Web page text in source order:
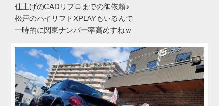
仕上げのCADリプロまでの御依頼♪
松戸のハイリフトXPLAYもいるんで
一時的に関東ナンバー率高めすねｗ